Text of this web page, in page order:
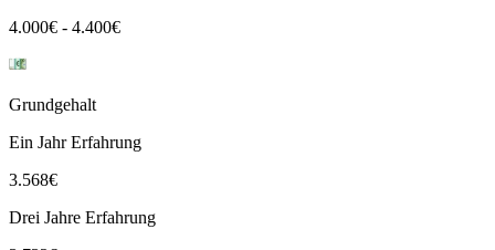
4.000€ - 4.400€
Grundgehalt
Ein Jahr Erfahrung
3.568€
Drei Jahre Erfahrung